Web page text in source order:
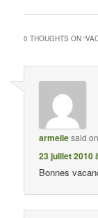
0 THOUGHTS ON “
armellesaid on
23 juillet 2010
Bonnes